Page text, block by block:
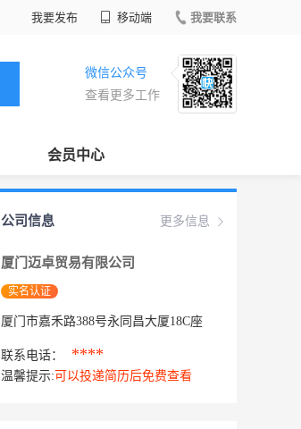
我要发布 移动端 我要联系
微信公众号
查看更多工作
会员中心
更多信息
公司信息
厦门迈卓贸易有限公司
实名认证
厦门市嘉禾路388号永同昌大厦18C座
联系电话： ****
温馨提示: 可以投递简历后免费查看